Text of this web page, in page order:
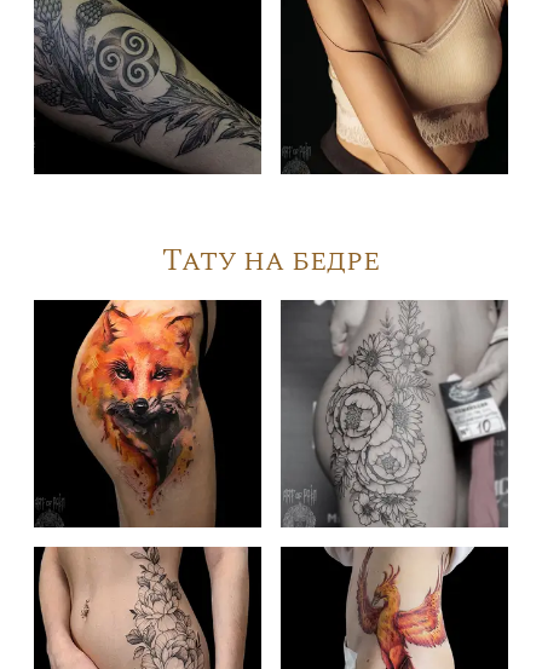
Тату на бедре